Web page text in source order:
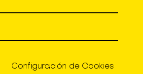
Configuración de Cookies